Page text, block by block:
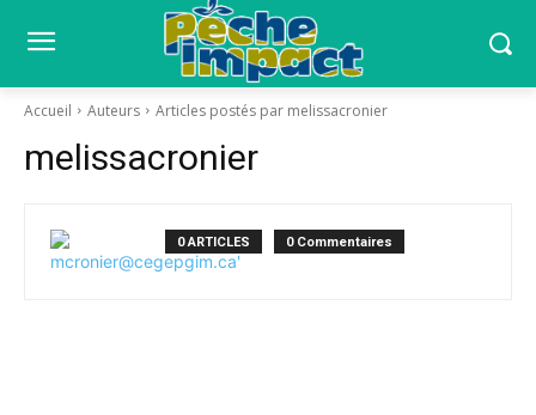
Accueil Auteurs Articles postés par melissacronier
melissacronier
0 ARTICLES 0 Commentaires